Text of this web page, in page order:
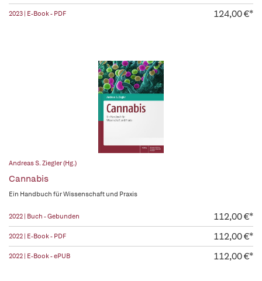
2023 | E-Book - PDF 124,00 €*
Andreas S. Ziegler (Hg.)
Cannabis
Ein Handbuch für Wissenschaft und Praxis
2022 | Buch - Gebunden 112,00 €*
2022 | E-Book - PDF 112,00 €*
2022 | E-Book - ePUB 112,00 €*